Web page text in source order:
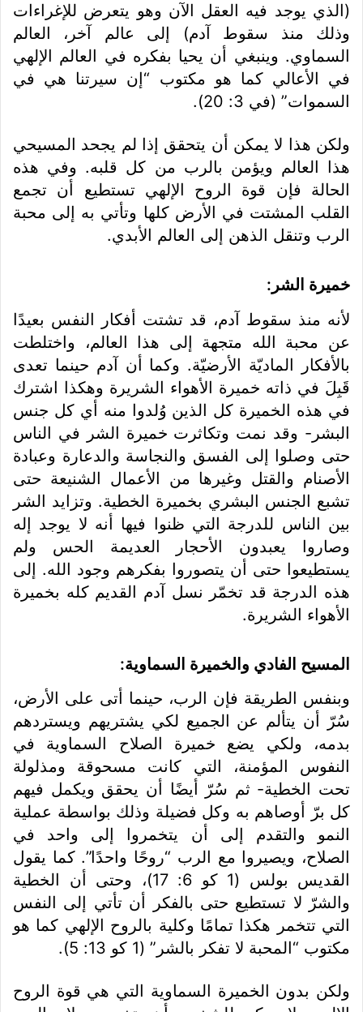
(الذي يوجد فيه العقل الآن وهو يتعرض للإغراءات
وذلك منذ سقوط آدم) إلى عالم آخر، العالم
السماوي. وينبغي أن يحيا بفكره في العالم الإلهي
في الأعالي كما هو مكتوب “إن سيرتنا هي في
السموات” (في 3: 20).
ولكن هذا لا يمكن أن يتحقق إذا لم يجحد المسيحي
هذا العالم ويؤمن بالرب من كل قلبه. وفي هذه
الحالة فإن قوة الروح الإلهي تستطيع أن تجمع
القلب المشتت في الأرض كلها وتأتي به إلى محبة
الرب وتنقل الذهن إلى العالم الأبدي.
خميرة الشر:
لأنه منذ سقوط آدم، قد تشتت أفكار النفس بعيدًا
عن محبة الله متجهة إلى هذا العالم، واختلطت
بالأفكار الماديّة الأرضيّة. وكما أن آدم حينما تعدى
قَبِلَ في ذاته خميرة الأهواء الشريرة وهكذا اشترك
في هذه الخميرة كل الذين وُلدوا منه أي كل جنس
البشر- وقد نمت وتكاثرت خميرة الشر في الناس
حتى وصلوا إلى الفسق والنجاسة والدعارة وعبادة
الأصنام والقتل وغيرها من الأعمال الشنيعة حتى
تشبع الجنس البشري بخميرة الخطية. وتزايد الشر
بين الناس للدرجة التي ظنوا فيها أنه لا يوجد إله
وصاروا يعبدون الأحجار العديمة الحس ولم
يستطيعوا حتى أن يتصوروا بفكرهم وجود الله. إلى
هذه الدرجة قد تخمّر نسل آدم القديم كله بخميرة
الأهواء الشريرة.
المسيح الفادي والخميرة السماوية:
وبنفس الطريقة فإن الرب، حينما أتى على الأرض،
سُرّ أن يتألم عن الجميع لكي يشتريهم ويستردهم
بدمه، ولكي يضع خميرة الصلاح السماوية في
النفوس المؤمنة، التي كانت مسحوقة ومذلولة
تحت الخطية- ثم سُرّ أيضًا أن يحقق ويكمل فيهم
كل برّ أوصاهم به وكل فضيلة وذلك بواسطة عملية
النمو والتقدم إلى أن يتخمروا إلى واحد في
الصلاح، ويصيروا مع الرب “روحًا واحدًا”. كما يقول
القديس بولس (1 كو 6: 17)، وحتى أن الخطية
والشرّ لا تستطيع حتى بالفكر أن تأتي إلى النفس
التي تتخمر هكذا تمامًا وكلية بالروح الإلهي كما هو
مكتوب “المحبة لا تفكر بالشر” (1 كو 13: 5).
ولكن بدون الخميرة السماوية التي هي قوة الروح